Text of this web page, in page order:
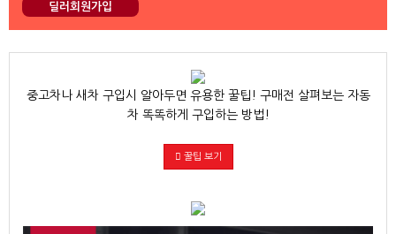
딜러회원가입
중고차나 새차 구입시 알아두면 유용한 꿀팁! 구매전 살펴보는 자동
차 똑똑하게 구입하는 방법!
꿀팁 보기